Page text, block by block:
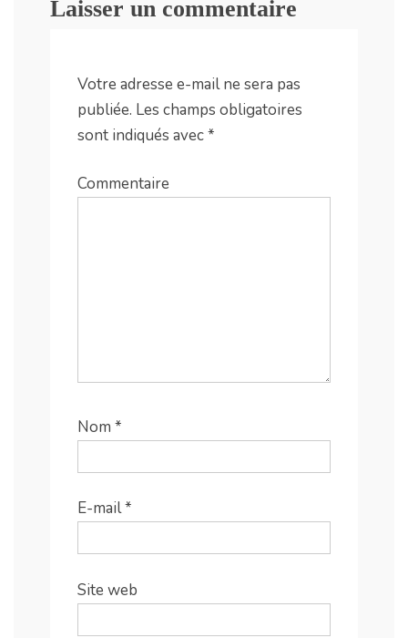
Laisser un commentaire
Votre adresse e-mail ne sera pas
publiée. Les champs obligatoires
sont indiqués avec*
Commentaire
Nom *
E-mail*
Site web